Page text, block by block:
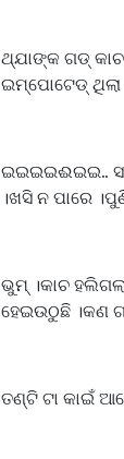
ଥ୍ଯାଙ୍କ ଗଡ୍ କାଚ
ଇମ୍ପୋଟେଡ୍ ଥିଲା
ଇଇଇଇଈଇଇ..
।ଖସି ନ ପାରେ
ଭୁମ୍ ।କାଚ
ହେଇଉଠୁଛି ।କଣ
ତଣ୍ଟି ଟା କାଇଁ